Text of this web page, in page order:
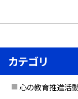
カテゴリ
心の教育推進活動